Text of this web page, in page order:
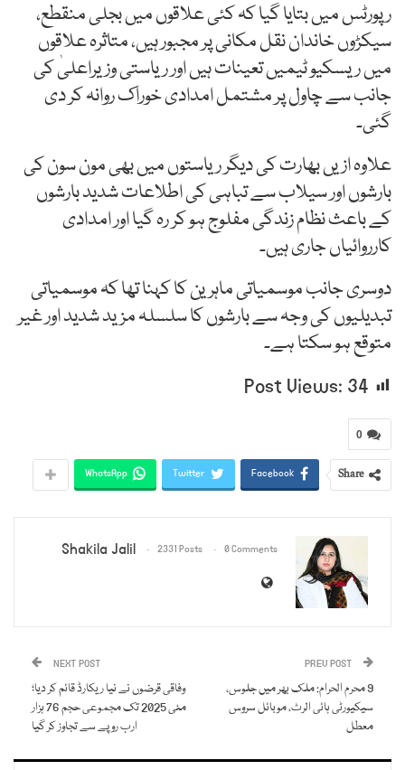
رپورٹس میں بتایا گیا کہ کئی علاقوں میں بجلی منقطع،
سیکڑوں خاندان نقل مکانی پر مجبور ہیں، متاثرہ علاقوں
میں ریسکیو ٹیمیں تعینات ہیں اور ریاستی وزیراعلیٰ کی
جانب سے چاول پر مشتمل امدادی خوراک روانہ کر دی
گئی۔
علاوہ ازیں بھارت کی دیگر ریاستوں میں بھی مون سون کی
بارشوں اور سیلاب سے تباہی کی اطلاعات شدید بارشوں
کے باعث نظام زندگی مفلوج ہو کر رہ گیا اور امدادی
کارروائیاں جاری ہیں۔
دوسری جانب موسمیاتی ماہرین کا کہنا تھا کہ موسمیاتی
تبدیلیوں کی وجہ سے بارشوں کا سلسلہ مزید شدید اور غیر
متوقع ہو سکتا ہے۔
Post Views: 34
0
Share
Facebook
Twitter
WhatsApp
Shakila Jalil 2331 Posts 0 Comments
9 محرم الحرام: ملک بھر میں جلوس،
سیکیورٹی ہائی الرٹ، موبائل سروس
معطل
NEXT POST
وفاقی قرضوں نے نیا ریکارڈ قائم کر دیا؛
مئی 2025 تک مجموعی حجم 76 ہزار
ارب روپے سے تجاوز کر گیا